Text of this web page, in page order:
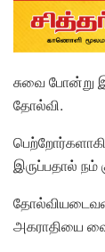
சுவை போன்று
தோல்வி.
இருப்பதால்
அகராதியை